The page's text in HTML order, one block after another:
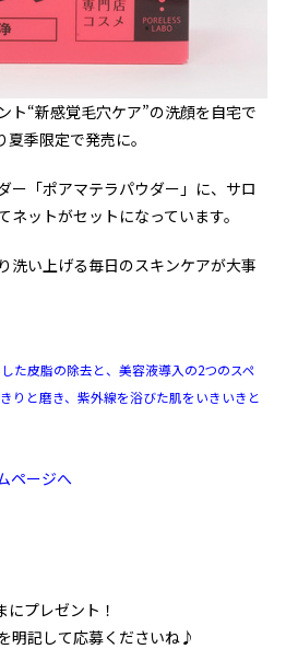
ト“新感覚毛穴ケア”の洗顔を自宅で
季限定で発売に。
ー「ポアマテラパウダー」に、サロ
ットがセットになっています。
洗い上げる毎日のスキンケアが大事
た皮脂の除去と、美容液導入の2つのスペ
りと磨き、紫外線を浴びた肌をいきいきと
ページへ
プレゼント！
明記して応募くださいね♪